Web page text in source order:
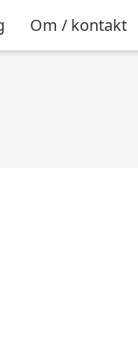
Om / kontakt